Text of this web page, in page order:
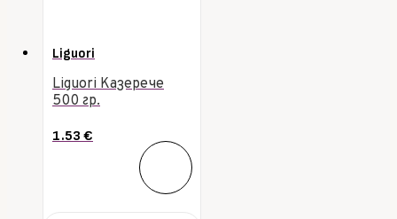
Liguori
Liguori Казерече
500 гр.
1.53 €